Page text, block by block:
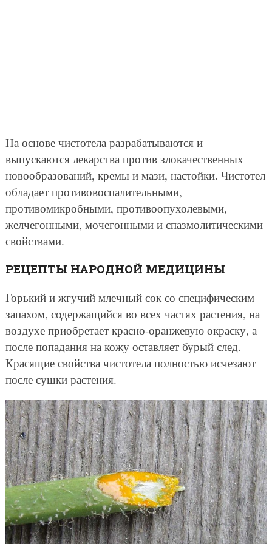
На основе чистотела разрабатываются и
выпускаются лекарства против злокачественных
новообразований, кремы и мази, настойки. Чистотел
обладает противовоспалительными,
противомикробными, противоопухолевыми,
желчегонными, мочегонными и спазмолитическими
свойствами.
РЕЦЕПТЫ НАРОДНОЙ МЕДИЦИНЫ
Горький и жгучий млечный сок со специфическим
запахом, содержащийся во всех частях растения, на
воздухе приобретает красно-оранжевую окраску, а
после попадания на кожу оставляет бурый след.
Красящие свойства чистотела полностью исчезают
после сушки растения.